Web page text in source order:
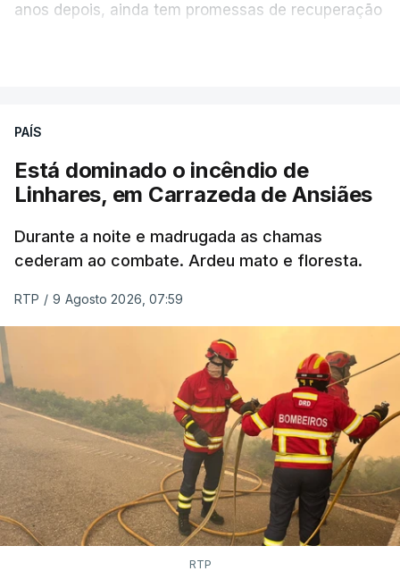
anos depois, ainda tem promessas de recuperação
ESTE CONTEÚDO ESTÁ NESTE
PAÍS
Está dominado o incêndio de
Linhares, em Carrazeda de Ansiães
Durante a noite e madrugada as chamas
cederam ao combate. Ardeu mato e floresta.
RTP / 9 Agosto 2026, 07:59
RTP